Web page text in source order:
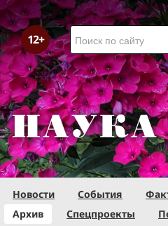
Новости События
Архив
Спецпроекты